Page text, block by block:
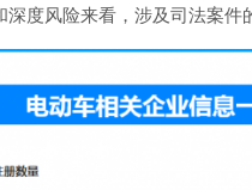
度风险来看，涉及司法案